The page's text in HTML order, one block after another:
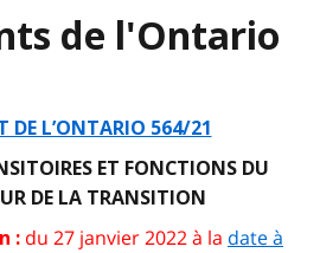
de l'Ontario
DE L’ONTARIO 564/21
ET FONCTIONS DU
DE LA TRANSITION
: du 27 janvier 2022 à la date à